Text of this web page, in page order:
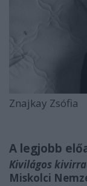
Znajkay Zsófia
A legjobb
Kivilágos
Miskolci